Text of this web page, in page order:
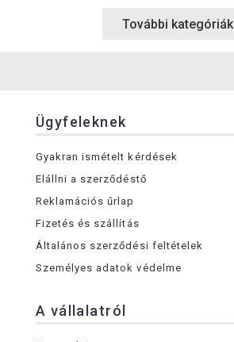
További kategóriák
Ügyfeleknek
Gyakran ismételt kérdések
Elállni a szerződéstő
Reklamációs űrlap
Fizetés és szállítás
Általános szerződési feltételek
Személyes adatok védelme
A vállalatról